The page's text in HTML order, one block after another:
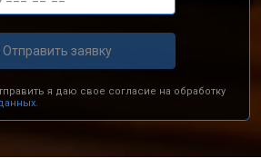
Отправить заявку
я даю свое согласие на обработку